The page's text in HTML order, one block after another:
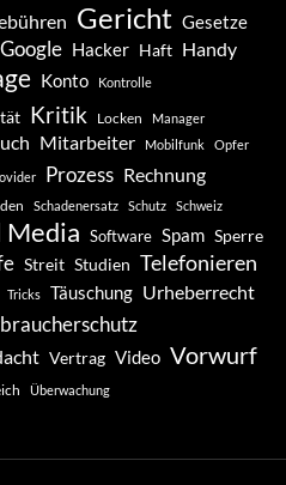
Gericht Gesetze
Google Hacker Haft Handy
Konto Kontrolle
Kritik Locken Manager
Mitarbeiter Mobilfunk Opfer
Prozess Rechnung
Schadenersatz Schutz Schweiz
Media Software Spam Sperre
Streit Studien Telefonieren
Tricks Täuschung Urheberrecht
Vertrag Video Vorwurf
Überwachung